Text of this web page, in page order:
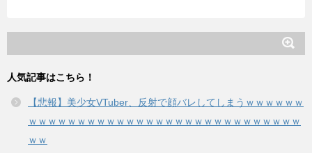
人気記事はこちら！
【悲報】美少女VTuber、反射で顔バレしてしまうｗｗｗｗｗｗ
ｗｗｗｗｗｗｗｗｗｗｗｗｗｗｗｗｗｗｗｗｗｗｗｗｗｗｗｗ
ｗｗ